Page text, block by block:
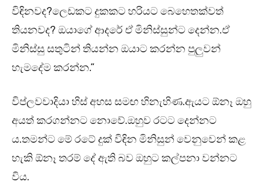
විඳිනවද?ලෙඩකට දුකකට හරියට බෙහෙතක්වත්
තියනවද? ඔයාගේ ආදරේ ඒ මිනිස්සුන්ට දෙන්න.ඒ
මිනිස්සු සතුටින් තියන්න ඔයාට කරන්න පුලුවන්
හැමදේම කරන්න.”
විප්ලවවාදියා හිස් අහස සමඟ හිනැහිණ.ඇයට ඕනෑ ඔහු
අයත් කරගන්නට නොවේ.ඔහුව රටට දෙන්නට
ය.තමන්ට මේ රටේ දුක් විඳින මිනිසුන් වෙනුවෙන් කළ
හැකි ඕනෑ තරම් දේ ඇති බව ඔහුට කල්පනා වන්නට
විය.